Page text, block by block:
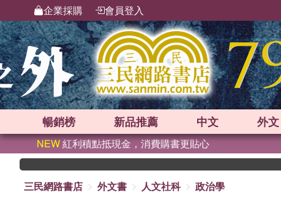
企業採購 會員登入
暢銷榜 新品推薦 中文 外文
NEW紅利積點抵現金，消費購書更貼心
三民網路書店
外文書 人文社科 政治學